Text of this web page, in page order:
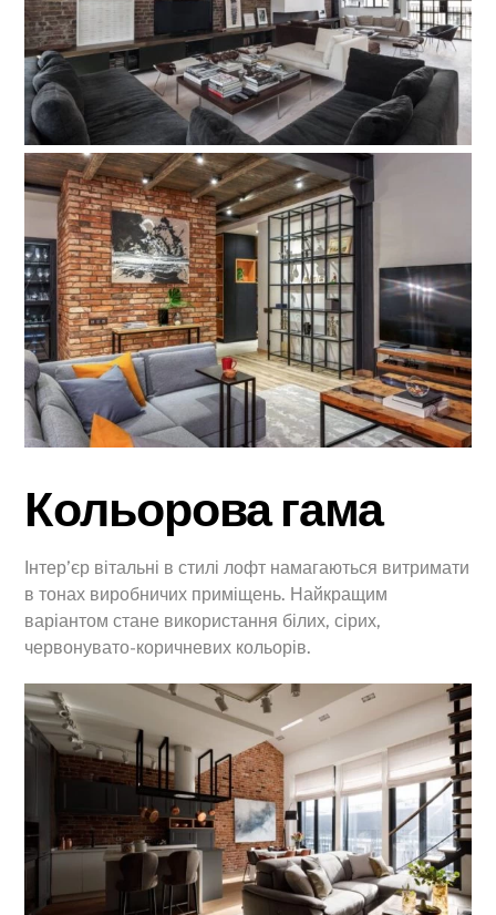
Кольорова гама
Інтер’єр вітальні в стилі лофт намагаються витримати
в тонах виробничих приміщень. Найкращим
варіантом стане використання білих, сірих,
червонувато-коричневих кольорів.